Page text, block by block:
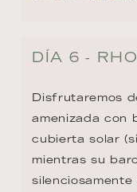
DÍA 6 -
Disfrutaremos
amenizada con
cubierta solar
mientras su